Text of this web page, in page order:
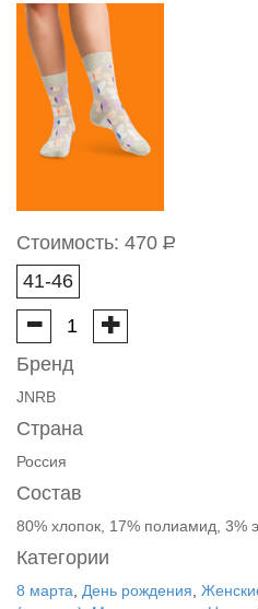
Стоимость: 470 Р
41-46
Бренд
JNRB
Страна
Россия
Состав
80% хлопок, 17% полиамид, 3%
Категории
8 марта День рождения